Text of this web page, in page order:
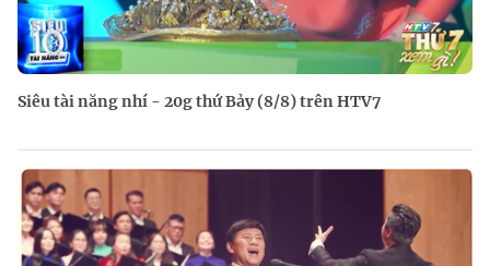
Siêu tài năng nhí - 20g thứ Bảy (8/8) trên HTV7